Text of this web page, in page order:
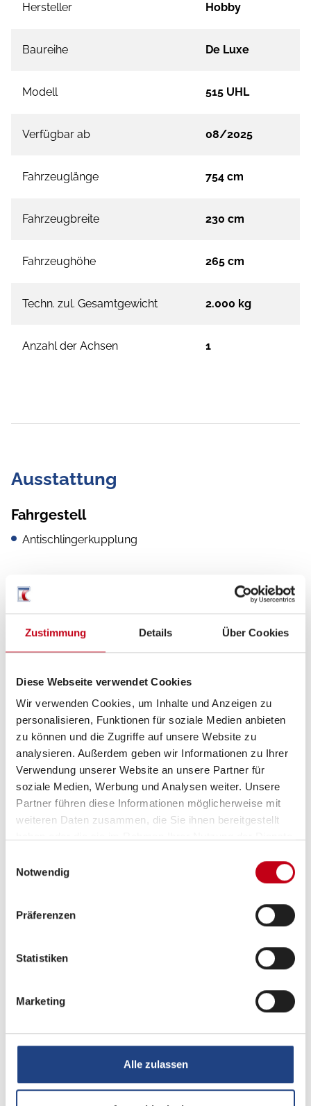
Zustimmung Details Über Cookies
Diese Webseite verwendet Cookies
Wir verwenden Cookies, um Inhalte und Anzeigen zu
personalisieren, Funktionen für soziale Medien anbieten
zu können und die Zugriffe auf unsere Website zu
analysieren. Außerdem geben wir Informationen zu Ihrer
Verwendung unserer Website an unsere Partner für
soziale Medien, Werbung und Analysen weiter. Unsere
Partner führen diese Informationen möglicherweise mit
weiteren Daten zusammen, die Sie ihnen bereitgestellt
Notwendig
Präferenzen
Statistiken
Marketing
Alle zulassen
Hersteller Hobby
Baureihe De Luxe
Modell 515 UHL
Verfügbar ab 08/2025
Fahrzeuglänge 754 cm
Fahrzeugbreite 230 cm
Fahrzeughöhe 265 cm
Techn. zul. Gesamtgewicht 2.000 kg
Anzahl der Achsen 1
Ausstattung
Fahrgestell
Antischlingerkupplung
Inneneinrichtung
Bettverbreiterung
Küche
3-Flammkocher
Infrastruktur WC